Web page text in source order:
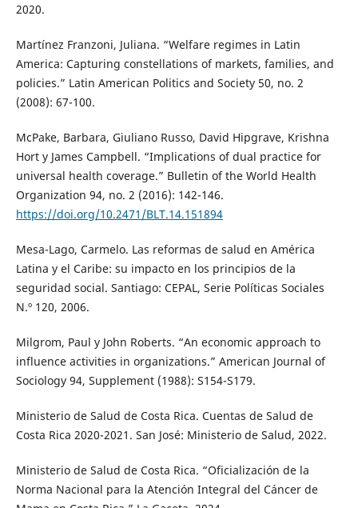
2020.
Martínez Franzoni, Juliana. “Welfare regimes in Latin
America: Capturing constellations of markets, families, and
policies.” Latin American Politics and Society 50, no. 2
(2008): 67-100.
McPake, Barbara, Giuliano Russo, David Hipgrave, Krishna
Hort y James Campbell. “Implications of dual practice for
universal health coverage.” Bulletin of the World Health
Organization 94, no. 2 (2016): 142-146.
https://doi.org/10.2471/BLT.14.151894
Mesa-Lago, Carmelo. Las reformas de salud en América
Latina y el Caribe: su impacto en los principios de la
seguridad social. Santiago: CEPAL, Serie Políticas Sociales
N.º 120, 2006.
Milgrom, Paul y John Roberts. “An economic approach to
influence activities in organizations.” American Journal of
Sociology 94, Supplement (1988): S154-S179.
Ministerio de Salud de Costa Rica. Cuentas de Salud de
Costa Rica 2020-2021. San José: Ministerio de Salud, 2022.
Ministerio de Salud de Costa Rica. “Oficialización de la
Norma Nacional para la Atención Integral del Cáncer de